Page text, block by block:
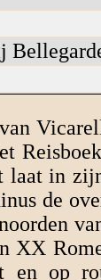
laat in
de
XX
en op